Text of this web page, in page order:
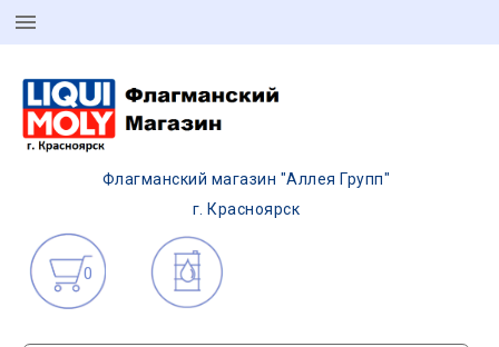
Флагманский магазин "Аллея Групп"
г. Красноярск
0